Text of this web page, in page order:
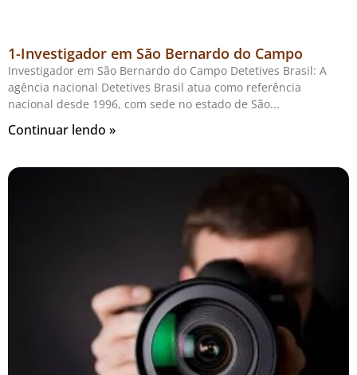
1-Investigador em São Bernardo do Campo
Investigador em São Bernardo do Campo Detetives Brasil: A
agência nacional Detetives Brasil atua como referência
nacional desde 1996, com sede no estado de São
Continuar lendo »